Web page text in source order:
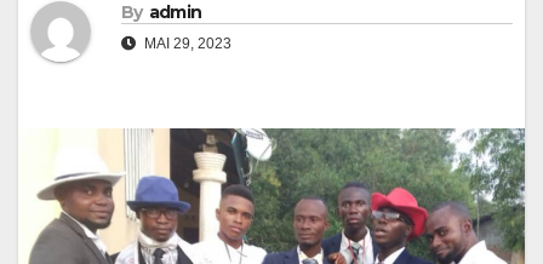
By admin
MAI 29, 2023